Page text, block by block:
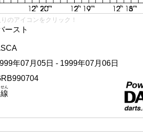
のアイコンをクリック！
ースト
年07月05日 - 1999年07月06日
線
せん